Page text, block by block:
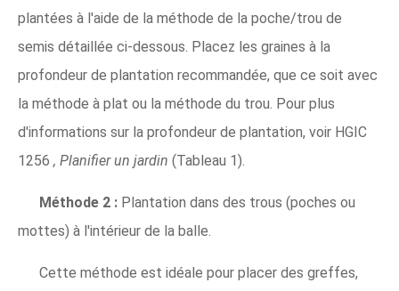
plantées à l'aide de la méthode de la poche/trou de
semis détaillée ci-dessous. Placez les graines à la
profondeur de plantation recommandée, que ce soit avec
la méthode à plat ou la méthode du trou. Pour plus
d'informations sur la profondeur de plantation, voir HGIC
1256 , Planifier un jardin (Tableau 1).
Méthode 2 : Plantation dans des trous (poches ou
mottes) à l'intérieur de la balle.
Cette méthode est idéale pour placer des greffes,